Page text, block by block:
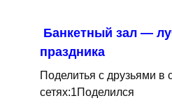
Банкетный зал —
праздника
Поделитья с друзьями в
сетях:1Поделился